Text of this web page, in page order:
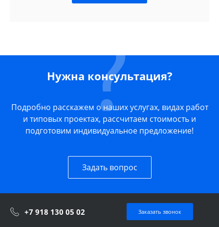
Нужна консультация?
Подробно расскажем о наших услугах, видах работ
и типовых проектах, рассчитаем стоимость и
подготовим индивидуальное предложение!
Задать вопрос
+7 918 130 05 02 Заказать звонок